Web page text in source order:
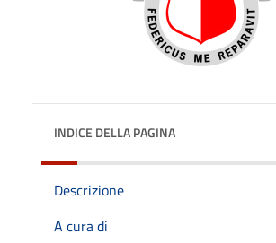
INDICE DELLA PAGINA
Descrizione
A cura di